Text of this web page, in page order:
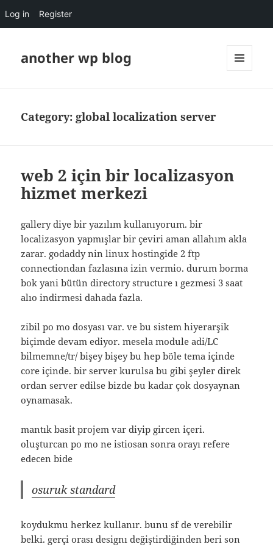
Log in Register
another wp blog
Category: global localization server
web 2 için bir localizasyon
hizmet merkezi
gallery diye bir yazılım kullanıyorum. bir
localizasyon yapmışlar bir çeviri aman allahım akla
zarar. godaddy nin linux hostingide 2 ftp
connectiondan fazlasına izin vermio. durum borma
bok yani bütün directory structure ı gezmesi 3 saat
alıo indirmesi dahada fazla.
zibil po mo dosyası var. ve bu sistem hiyerarşik
biçimde devam ediyor. mesela module adi/LC
bilmemne/tr/ bişey bişey bu hep böle tema içinde
core içinde. bir server kurulsa bu gibi şeyler direk
ordan server edilse bizde bu kadar çok dosyaynan
oynamasak.
mantık basit projem var diyip gircen içeri.
oluşturcan po mo ne istiosan sonra orayı refere
edecen bide
osuruk standard
koydukmu herkez kullanır. bunu sf de verebilir
belki. gerçi orası designı değiştirdiğinden beri son